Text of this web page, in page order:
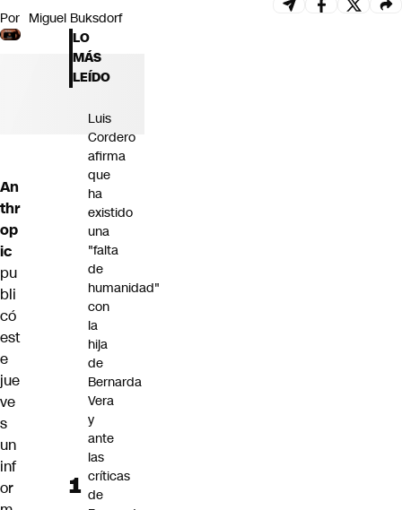
Por Miguel Buksdorf
An
thr
op
ic
pu
bli
có
est
e
jue
ve
s
un
inf
or
LO
MÁS
LEÍDO
Luis
Cordero
afirma
que
ha
existido
una
"falta
de
humanidad"
con
la
hija
de
Bernarda
Vera
y
ante
las
críticas
de